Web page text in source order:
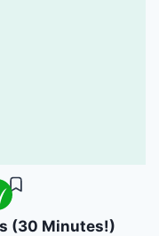
(30 Minutes!)